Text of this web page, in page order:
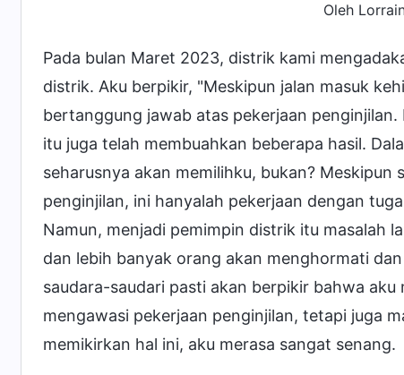
Oleh
Pada bulan Maret 2023, distrik kami
distrik. Aku berpikir, "Meskipun jalan masuk
bertanggung jawab atas pekerjaan
itu juga telah membuahkan beberapa hasil.
seharusnya akan memilihku, bukan?
penginjilan, ini hanyalah pekerjaan dengan
Namun, menjadi pemimpin distrik itu masalah
dan lebih banyak orang akan menghormati
saudara-saudari pasti akan berpikir bahwa
mengawasi pekerjaan penginjilan, tetapi juga
memikirkan hal ini, aku merasa sangat senang.